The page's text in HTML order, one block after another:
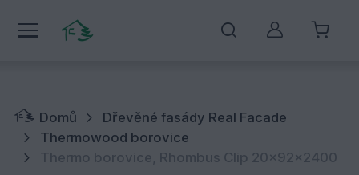
Můj účet
Domů
Dřevěné fasády Real Facade
Thermowood borovice
Thermo borovice, Rhombus Clip 20x92x2400